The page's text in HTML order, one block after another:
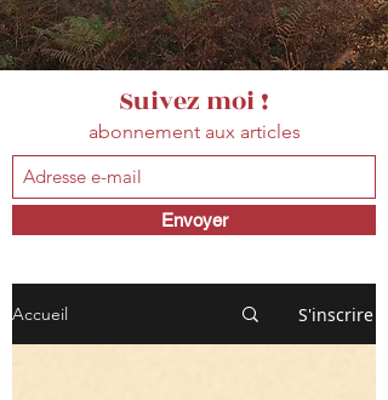
Suivez moi !
abonnement aux articles
Envoyer
Accueil S'inscrire